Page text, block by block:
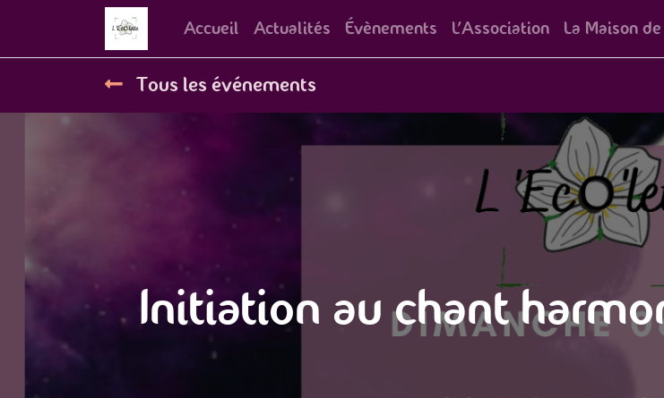
Accueil Actualités Évènements L'Association La Maison
Tous les événements
Initiation au chant